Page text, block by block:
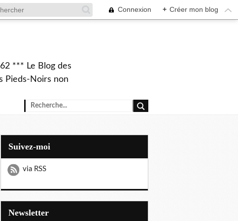
Connexion + Créer mon blog
*** Le Blog des
Pieds-Noirs non
Suivez-moi
via RSS
Newsletter